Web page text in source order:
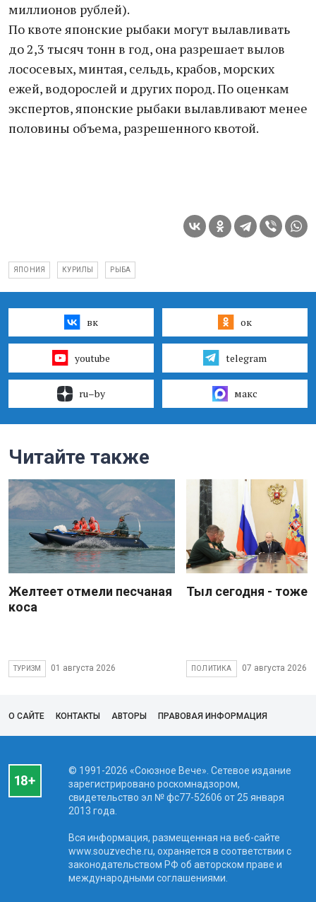
миллионов рублей).
По квоте японские рыбаки могут вылавливать
до 2,3 тысяч тонн в год, она разрешает вылов
лососевых, минтая, сельдь, крабов, морских
ежей, водорослей и других пород. По оценкам
экспертов, японские рыбаки вылавливают менее
половины объема, разрешенного квотой.
ЯПОНИЯ КУРИЛЫ РЫБА
вк ок
youtube telegram
ru–by макс
Читайте также
Желтеет отмели песчаная
коса
ТУРИЗМ 01 августа 2026
Тыл сегодня - тоже
ПОЛИТИКА 07 августа 2026
О САЙТЕ КОНТАКТЫ АВТОРЫ ПРАВОВАЯ ИНФОРМАЦИЯ
© 1991-2026 «Союзное Вече». Сетевое издание
зарегистрировано роскомнадзором,
свидетельство эл № фc77-52606 от 25 января
2013 года.
Вся информация, размещенная на веб-сайте
www.souzveche.ru, охраняется в соответствии с
законодательством РФ об авторском праве и
международными соглашениями.